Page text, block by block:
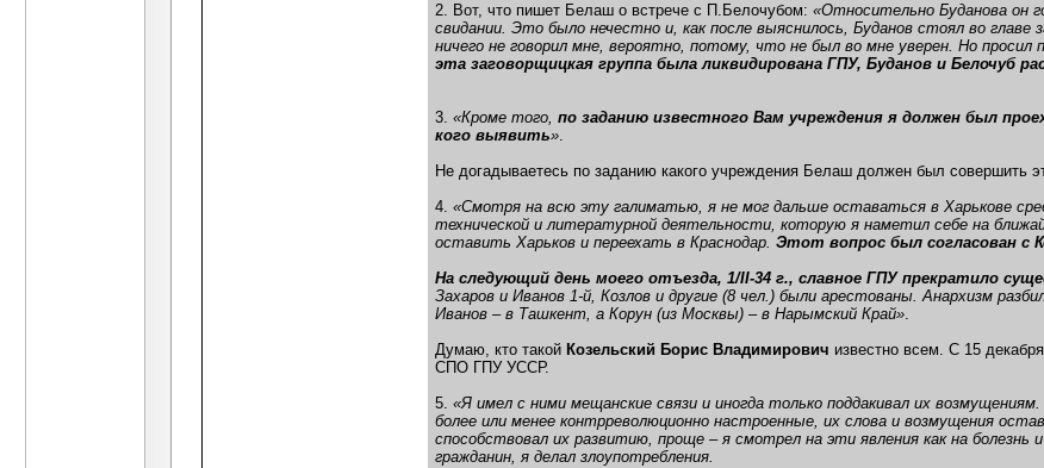
2. Вот, что пишет Белаш о встрече с П.Белочубом: «Относительно Буданова он
свидании. Это было нечестно и, как после выяснилось, Буданов стоял во
ничего не говорил мне, вероятно, потому, что не был во мне уверен. Но просил
эта заговорщицкая группа была ликвидирована ГПУ, Буданов и Белочуб
3. «Кроме того, по заданию известного Вам учреждения я должен был
кого выявить».
Не догадываетесь по заданию какого учреждения Белаш должен был совершить
4. «Смотря на всю эту галиматью, я не мог дальше оставаться в Харькове
технической и литературной деятельности, которую я наметил себе на
оставить Харьков и переехать в Краснодар. Этот вопрос был согласован с
На следующий день моего отъезда, 1/II-34 г., славное ГПУ прекратило
Захаров и Иванов 1-й, Козлов и другие (8 чел.) были арестованы. Анархизм
Иванов – в Ташкент, а Корун (из Москвы) – в Нарымский Край».
Думаю, кто такой Козельский Борис Владимирович известно всем. С 15
СПО ГПУ УССР.
5. «Я имел с ними мещанские связи и иногда только поддакивал их
более или менее контрреволюционно настроенные, их слова и возмущения
способствовал их развитию, проще – я смотрел на эти явления как на болезнь
гражданин, я делал злоупотребления.